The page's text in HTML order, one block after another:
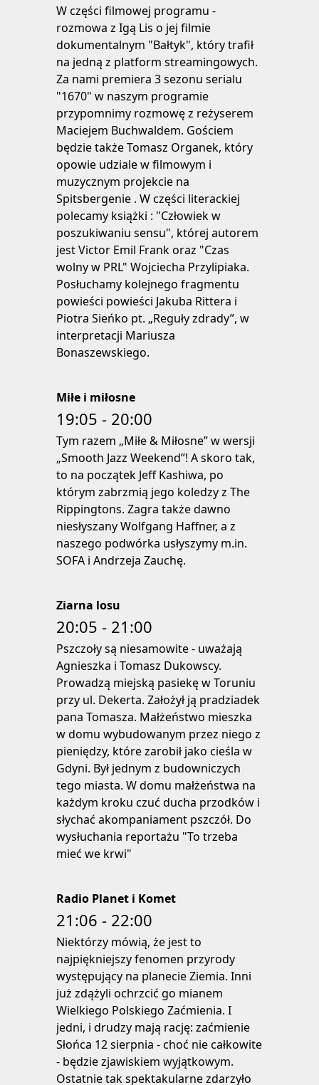
W części filmowej programu -
rozmowa z Igą Lis o jej filmie
dokumentalnym "Bałtyk", który trafił
na jedną z platform streamingowych.
Za nami premiera 3 sezonu serialu
"1670" w naszym programie
przypomnimy rozmowę z reżyserem
Maciejem Buchwaldem. Gościem
będzie także Tomasz Organek, który
opowie udziale w filmowym i
muzycznym projekcie na
Spitsbergenie . W części literackiej
polecamy książki : "Człowiek w
poszukiwaniu sensu", której autorem
jest Victor Emil Frank oraz "Czas
wolny w PRL" Wojciecha Przylipiaka.
Posłuchamy kolejnego fragmentu
powieści powieści Jakuba Rittera i
Piotra Sieńko pt. „Reguły zdrady”, w
interpretacji Mariusza
Bonaszewskiego.
Miłe i miłosne
19:05 - 20:00
Tym razem „Miłe & Miłosne” w wersji
„Smooth Jazz Weekend”! A skoro tak,
to na początek Jeff Kashiwa, po
którym zabrzmią jego koledzy z The
Rippingtons. Zagra także dawno
niesłyszany Wolfgang Haffner, a z
naszego podwórka usłyszymy m.in.
SOFA i Andrzeja Zauchę.
Ziarna losu
20:05 - 21:00
Pszczoły są niesamowite - uważają
Agnieszka i Tomasz Dukowscy.
Prowadzą miejską pasiekę w Toruniu
przy ul. Dekerta. Założył ją pradziadek
pana Tomasza. Małżeństwo mieszka
w domu wybudowanym przez niego z
pieniędzy, które zarobił jako cieśla w
Gdyni. Był jednym z budowniczych
tego miasta. W domu małżeństwa na
każdym kroku czuć ducha przodków i
słychać akompaniament pszczół. Do
wysłuchania reportażu "To trzeba
mieć we krwi"
Radio Planet i Komet
21:06 - 22:00
Niektórzy mówią, że jest to
najpiękniejszy fenomen przyrody
występujący na planecie Ziemia. Inni
już zdążyli ochrzcić go mianem
Wielkiego Polskiego Zaćmienia. I
jedni, i drudzy mają rację: zaćmienie
Słońca 12 sierpnia - choć nie całkowite
- będzie zjawiskiem wyjątkowym.
Ostatnie tak spektakularne zdarzyło